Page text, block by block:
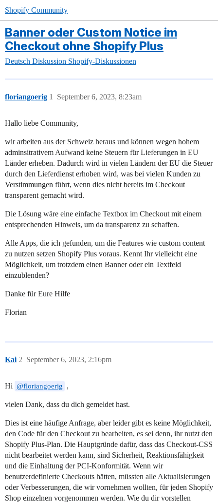
Shopify Community
Banner oder Custom Notice im
Checkout ohne Shopify Plus
Deutsch Diskussion Shopify-Diskussionen
floriangoerig September 6, 2023, 8:23am
1
Hallo liebe Community,
wir arbeiten aus der Schweiz heraus und können wegen hohem
adminsitrativem Aufwand keine Steuern für Lieferungen in EU
Länder erheben. Dadurch wird in vielen Ländern der EU die Steuer
durch den Lieferdienst erhoben wird, was bei vielen Kunden zu
Verstimmungen führt, wenn dies nicht bereits im Checkout
transparent gemacht wird.
Die Lösung wäre eine einfache Textbox im Checkout mit einem
entsprechenden Hinweis, um da transparenz zu schaffen.
Alle Apps, die ich gefunden, um die Features wie custom content
zu nutzen setzen Shopify Plus voraus. Kennt Ihr vielleicht eine
Möglichkeit, um trotzdem einen Banner oder ein Textfeld
einzublenden?
Danke für Eure Hilfe
Florian
Kai September 6, 2023, 2:16pm
2
Hi @floriangoerig ,
vielen Dank, dass du dich gemeldet hast.
Dies ist eine häufige Anfrage, aber leider gibt es keine Möglichkeit,
den Code für den Checkout zu bearbeiten, es sei denn, ihr nutzt den
Shopify Plus-Plan. Die Hauptgründe dafür, dass das Checkout-CSS
nicht bearbeitet werden kann, sind Sicherheit, Reaktionsfähigkeit
und die Einhaltung der PCI-Konformität. Wenn wir
benutzerdefinierte Checkouts hätten, müssten alle Aktualisierungen
oder Verbesserungen, die wir vornehmen wollten, für jeden Shopify
Shop einzelnen vorgenommen werden. Wie du dir vorstellen